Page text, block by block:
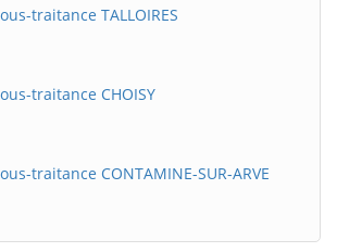
traitance TALLOIRES
traitance CHOISY
traitance CONTAMINE-SUR-ARVE